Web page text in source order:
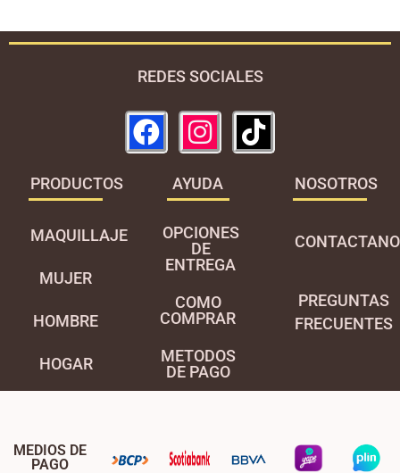
REDES SOCIALES
PRODUCTOS
MAQUILLAJE
MUJER
HOMBRE
HOGAR
AYUDA
OPCIONES
DE
ENTREGA
COMO
COMPRAR
METODOS
DE PAGO
NOSOTROS
PREGUNTAS
FRECUENTES
MEDIOS DE
PAGO